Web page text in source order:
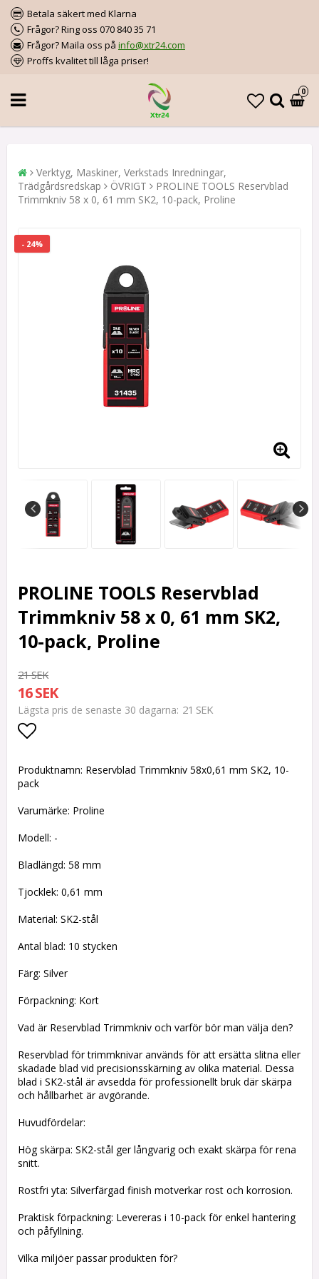
Betala säkert med Klarna
Frågor? Ring oss 070 840 35 71
Frågor? Maila oss på info@xtr24.com
Proffs kvalitet till låga priser!
0
Verktyg, Maskiner, Verkstads Inredningar,
Trädgårdsredskap
ÖVRIGT
PROLINE TOOLS Reservblad
Trimmkniv 58 x 0, 61 mm SK2, 10-pack, Proline
- 24%
PROLINE TOOLS Reservblad
Trimmkniv 58 x 0, 61 mm SK2,
10-pack, Proline
21 SEK
16 SEK
Lägsta pris de senaste 30 dagarna 21 SEK
Lägg till i favoritlistan
Produktnamn: Reservblad Trimmkniv 58x0,61 mm SK2, 10-
pack
Varumärke: Proline
Modell: -
Bladlängd: 58 mm
Tjocklek: 0,61 mm
Material: SK2-stål
Antal blad: 10 stycken
Färg: Silver
Förpackning: Kort
Vad är Reservblad Trimmkniv och varför bör man välja den?
Reservblad för trimmknivar används för att ersätta slitna eller
skadade blad vid precisionsskärning av olika material. Dessa
blad i SK2-stål är avsedda för professionellt bruk där skärpa
och hållbarhet är avgörande.
Huvudfördelar:
Hög skärpa: SK2-stål ger långvarig och exakt skärpa för rena
snitt.
Rostfri yta: Silverfärgad finish motverkar rost och korrosion.
Praktisk förpackning: Levereras i 10-pack för enkel hantering
och påfyllning.
Vilka miljöer passar produkten för?